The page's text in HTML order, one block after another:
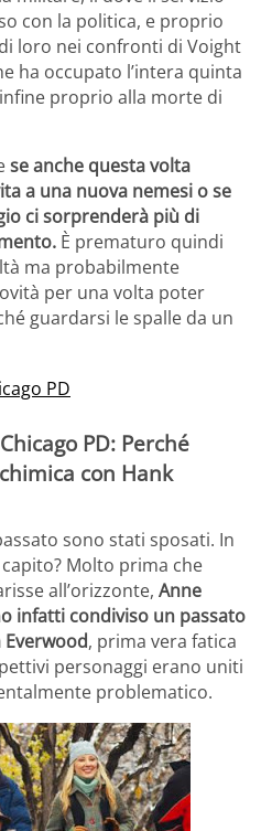
con la politica, e proprio
loro nei confronti di Voight
ha occupato l’intera quinta
proprio alla morte di
se anche questa volta
a una nuova nemesi o se
ci sorprenderà più di
È prematuro quindi
ma probabilmente
per una volta poter
guardarsi le spalle da un
PD: Perché
con Hank
sono stati sposati. In
Molto prima che
all’orizzonte, Anne
infatti condiviso un passato
, prima vera fatica
personaggi erano uniti
problematico.